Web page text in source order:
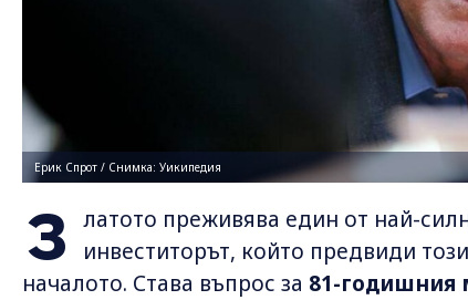
Ерик Спрот / Снимка: Уикипедия
З
латото преживява един от най-
инвеститорът, който предвиди
началото. Става въпрос за 81-годишния